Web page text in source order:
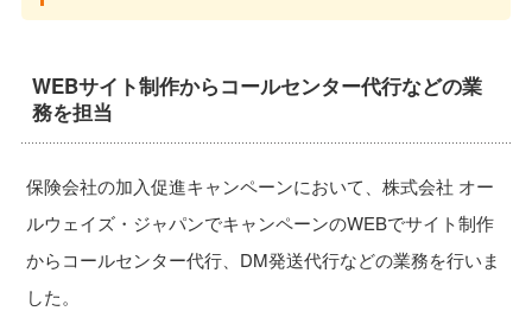
WEBサイト制作からコールセンター代行などの業
務を担当
保険会社の加入促進キャンペーンにおいて、株式会社 オー
ルウェイズ・ジャパンでキャンペーンのWEBでサイト制作
からコールセンター代行、DM発送代行などの業務を行いま
した。